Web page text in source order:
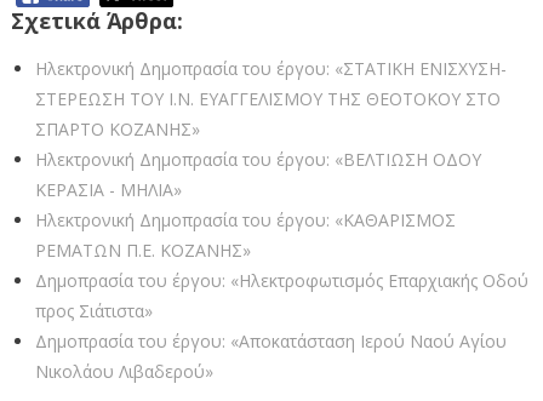
Σχετικά Άρθρα:
Ηλεκτρονική Δημοπρασία του έργου: «ΣΤΑΤΙΚΗ ΕΝΙΣΧΥΣΗ-
ΣΤΕΡΕΩΣΗ ΤΟΥ Ι.Ν. ΕΥΑΓΓΕΛΙΣΜΟΥ ΤΗΣ ΘΕΟΤΟΚΟΥ ΣΤΟ
ΣΠΑΡΤΟ ΚΟΖΑΝΗΣ»
Ηλεκτρονική Δημοπρασία του έργου: «ΒΕΛΤΙΩΣΗ ΟΔΟΥ
ΚΕΡΑΣΙΑ - ΜΗΛΙΑ»
Ηλεκτρονική Δημοπρασία του έργου: «ΚΑΘΑΡΙΣΜΟΣ
ΡΕΜΑΤΩΝ Π.Ε. ΚΟΖΑΝΗΣ»
Δημοπρασία του έργου: «Ηλεκτροφωτισμός Επαρχιακής Οδού
προς Σιάτιστα»
Δημοπρασία του έργου: «Αποκατάσταση Ιερού Ναού Αγίου
Νικολάου Λιβαδερού»